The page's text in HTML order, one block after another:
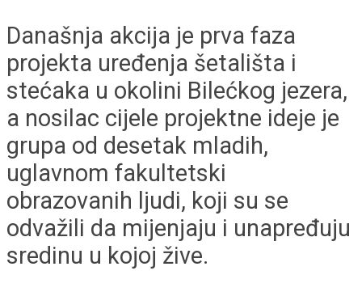
Današnja akcija je prva faza
projekta uređenja šetališta i
stećaka u okolini Bilećkog jezera,
a nosilac cijele projektne ideje je
grupa od desetak mladih,
uglavnom fakultetski
obrazovanih ljudi, koji su se
odvažili da mijenjaju i unapređuju
sredinu u kojoj žive.